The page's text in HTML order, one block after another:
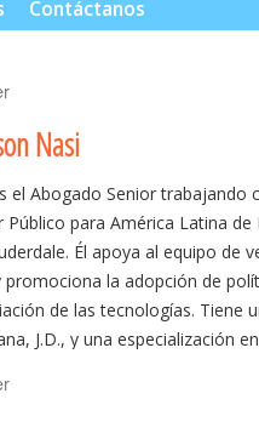
Contáctanos
Nasi
el Abogado Senior trabajando
Público para América Latina
Él apoya al equipo de
la adopción de
de las tecnologías. Tiene
J.D., y una especialización
como líder de asuntos